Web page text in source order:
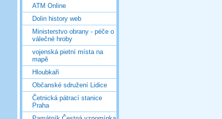
ATM Online
Dolin history web
Ministerstvo obrany - péče o
válečné hroby
vojenská pietní místa na
mapě
Hloubkaři
Občanské sdružení Lidice
Četnická pátrací stanice
Praha